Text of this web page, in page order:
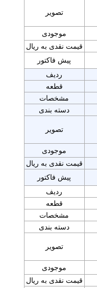
تصویر
موجودی
قیمت نقدی به ریال
پیش فاکتور
ردیف
قطعه
مشخصات
دسته بندی
تصویر
موجودی
قیمت نقدی به ریال
پیش فاکتور
ردیف
قطعه
مشخصات
دسته بندی
تصویر
موجودی
قیمت نقدی به ریال